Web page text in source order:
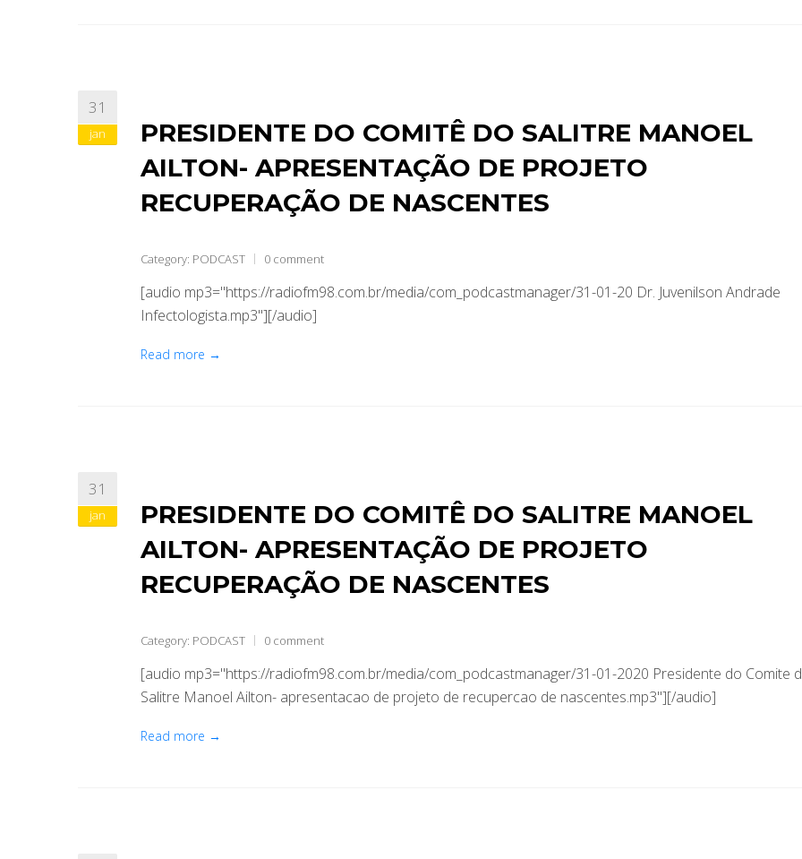
31
jan
PRESIDENTE DO COMITÊ DO SALITRE MANOEL
AILTON- APRESENTAÇÃO DE PROJETO
RECUPERAÇÃO DE NASCENTES
Category: PODCAST 0 comment
[audio mp3="https://radiofm98.com.br/media/com_podcastmanager/31-01-20 Dr. Juvenilson Andrade
Infectologista.mp3"][/audio]
Read more →
31
jan
PRESIDENTE DO COMITÊ DO SALITRE MANOEL
AILTON- APRESENTAÇÃO DE PROJETO
RECUPERAÇÃO DE NASCENTES
Category: PODCAST 0 comment
[audio mp3="https://radiofm98.com.br/media/com_podcastmanager/31-01-2020 Presidente do Comite
Salitre Manoel Ailton- apresentacao de projeto de recupercao de nascentes.mp3"][/audio]
Read more →